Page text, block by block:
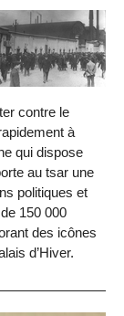
contre le
à
qui dispose
au tsar une
politiques et
150 000
des icônes
d’Hiver.